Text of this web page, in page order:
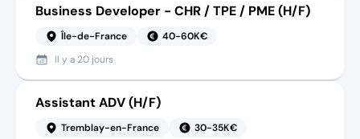
Business Developer - CHR / TPE / PME (H/F)
Île-de-France
40-60K€
Il y a 20 jours
Assistant ADV (H/F)
Tremblay-en-France
30-35K€